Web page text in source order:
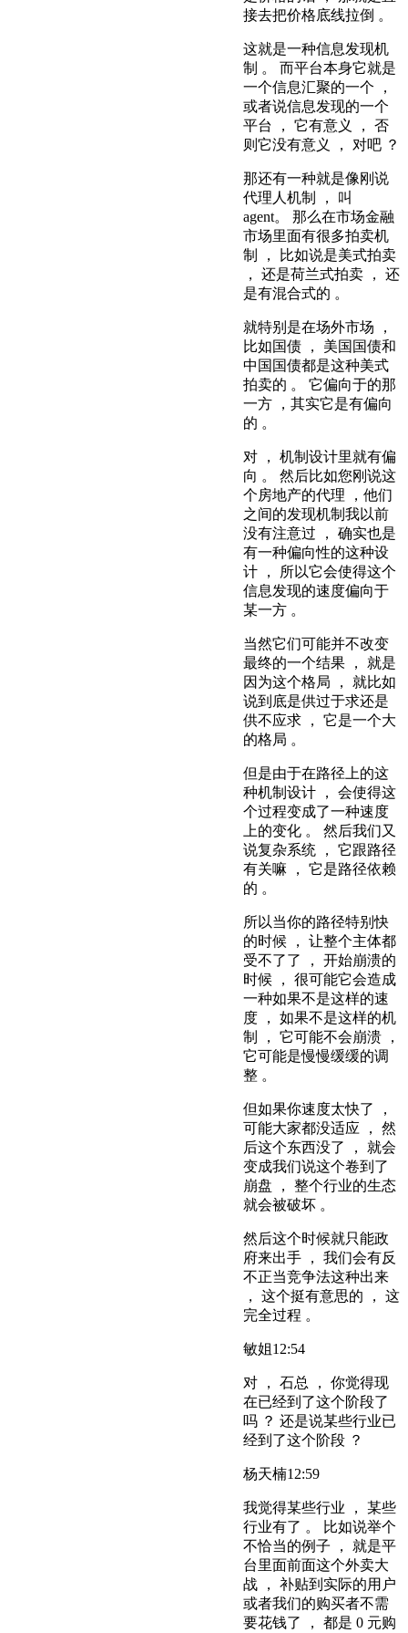
接去把价格底线拉倒 。
这就是一种信息发现机
制 。 而平台本身它就是
一个信息汇聚的一个 ，
或者说信息发现的一个
平台 ， 它有意义 ， 否
则它没有意义 ， 对吧 ？
那还有一种就是像刚说
代理人机制 ， 叫
agent。 那么在市场金融
市场里面有很多拍卖机
制 ， 比如说是美式拍卖
， 还是荷兰式拍卖 ， 还
是有混合式的 。
就特别是在场外市场 ，
比如国债 ， 美国国债和
中国国债都是这种美式
拍卖的 。 它偏向于的那
一方 ，其实它是有偏向
的 。
对 ， 机制设计里就有偏
向 。 然后比如您刚说这
个房地产的代理 ，他们
之间的发现机制我以前
没有注意过 ， 确实也是
有一种偏向性的这种设
计 ， 所以它会使得这个
信息发现的速度偏向于
某一方 。
当然它们可能并不改变
最终的一个结果 ， 就是
因为这个格局 ， 就比如
说到底是供过于求还是
供不应求 ， 它是一个大
的格局 。
但是由于在路径上的这
种机制设计 ， 会使得这
个过程变成了一种速度
上的变化 。 然后我们又
说复杂系统 ， 它跟路径
有关嘛 ， 它是路径依赖
的 。
所以当你的路径特别快
的时候 ， 让整个主体都
受不了了 ， 开始崩溃的
时候 ， 很可能它会造成
一种如果不是这样的速
度 ， 如果不是这样的机
制 ， 它可能不会崩溃 ，
它可能是慢慢缓缓的调
整 。
但如果你速度太快了 ，
可能大家都没适应 ， 然
后这个东西没了 ， 就会
变成我们说这个卷到了
崩盘 ， 整个行业的生态
就会被破坏 。
然后这个时候就只能政
府来出手 ， 我们会有反
不正当竞争法这种出来
， 这个挺有意思的 ， 这
完全过程 。
敏姐12:54
对 ， 石总 ， 你觉得现
在已经到了这个阶段了
吗 ？ 还是说某些行业已
经到了这个阶段 ？
杨天楠12:59
我觉得某些行业 ， 某些
行业有了 。 比如说举个
不恰当的例子 ， 就是平
台里面前面这个外卖大
战 ， 补贴到实际的用户
或者我们的购买者不需
要花钱了 ， 都是 0 元购